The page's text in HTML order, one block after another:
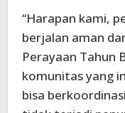
“Harapan kami,
berjalan aman
Perayaan Tahun
komunitas yang
bisa